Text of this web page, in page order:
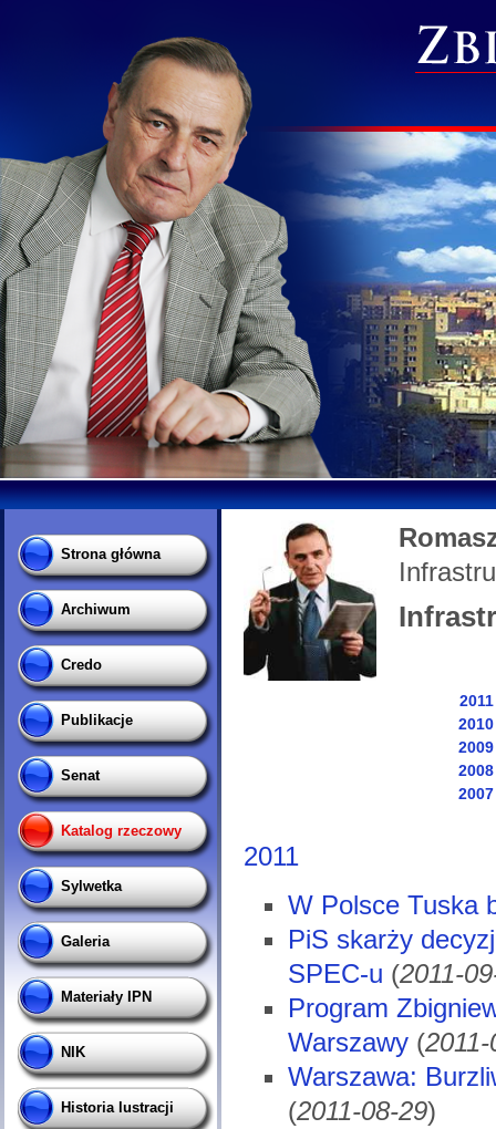
Strona główna
Archiwum
Credo
Publikacje
Senat
Katalog rzeczowy
Sylwetka
Galeria
Materiały IPN
NIK
Historia lustracji
2011
2010
2009
2008
2007
2011
W Polsce Tuska
PiS skarży
SPEC-u (2011-
Program
Warszawy (
Warszawa:
(2011-08-29)